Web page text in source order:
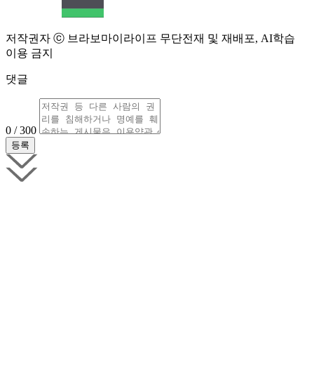
저작권자 ⓒ 브라보마이라이프 무단전재 및 재배포, AI학습
이용 금지
댓글
0 / 300